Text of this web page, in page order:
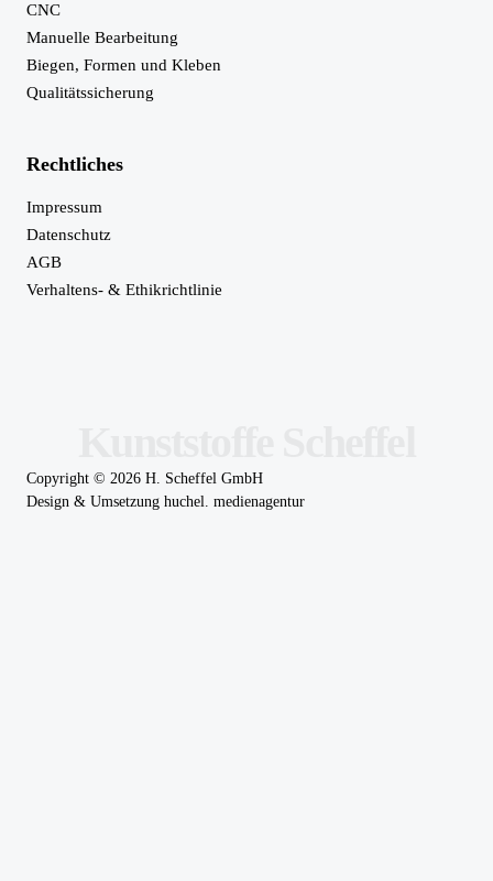
CNC
Manuelle Bearbeitung
Biegen, Formen und Kleben
Qualitätssicherung
Rechtliches
Impressum
Datenschutz
AGB
Verhaltens- & Ethikrichtlinie
Copyright © 2026 H. Scheffel GmbH
Design & Umsetzung huchel. medienagentur